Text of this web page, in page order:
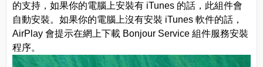
的支持，如果你的電腦上安裝有 iTunes 的話，此組件會
自動安裝。如果你的電腦上沒有安裝 iTunes 軟件的話，
AirPlay 會提示在網上下載 Bonjour Service 組件服務安裝
程序。